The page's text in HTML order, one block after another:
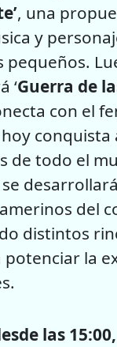
, una
y
pequeños.
‘Guerra de
con el
conquista
de todo el
del
distintos
la
las